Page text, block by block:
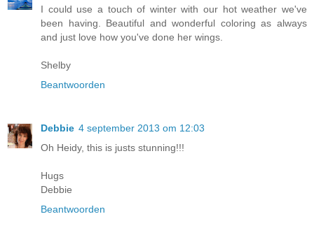
I could use a touch of winter with our hot weather we've
been having. Beautiful and wonderful coloring as always
and just love how you've done her wings.
Shelby
Beantwoorden
Debbie 4 september 2013 om 12:03
Oh Heidy, this is justs stunning!!!
Hugs
Debbie
Beantwoorden